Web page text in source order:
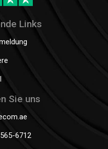
Links
Sie uns
6712